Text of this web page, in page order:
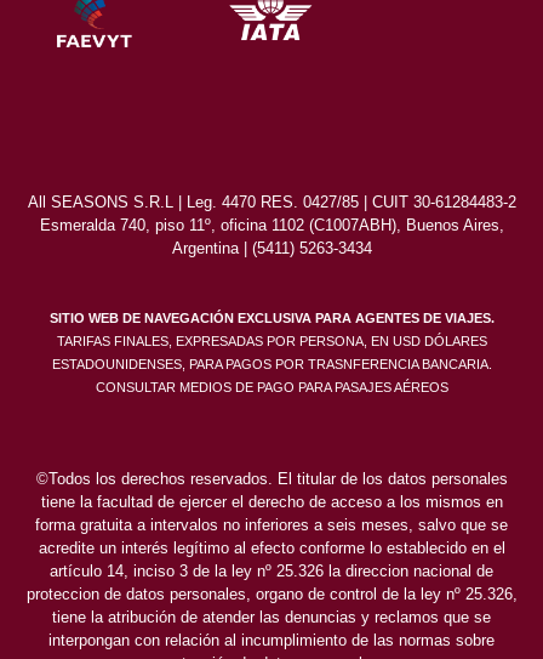
All SEASONS S.R.L | Leg. 4470 RES. 0427/85 | CUIT 30-61284483-2
Esmeralda 740, piso 11º, oficina 1102 (C1007ABH), Buenos Aires,
Argentina | (5411) 5263-3434
SITIO WEB DE NAVEGACIÓN EXCLUSIVA PARA AGENTES DE VIAJES.
TARIFAS FINALES, EXPRESADAS POR PERSONA, EN USD DÓLARES
ESTADOUNIDENSES, PARA PAGOS POR TRASNFERENCIA BANCARIA.
CONSULTAR MEDIOS DE PAGO PARA PASAJES AÉREOS
©Todos los derechos reservados. El titular de los datos personales
tiene la facultad de ejercer el derecho de acceso a los mismos en
forma gratuita a intervalos no inferiores a seis meses, salvo que se
acredite un interés legítimo al efecto conforme lo establecido en el
artículo 14, inciso 3 de la ley nº 25.326 la direccion nacional de
proteccion de datos personales, organo de control de la ley nº 25.326,
tiene la atribución de atender las denuncias y reclamos que se
interpongan con relación al incumplimiento de las normas sobre